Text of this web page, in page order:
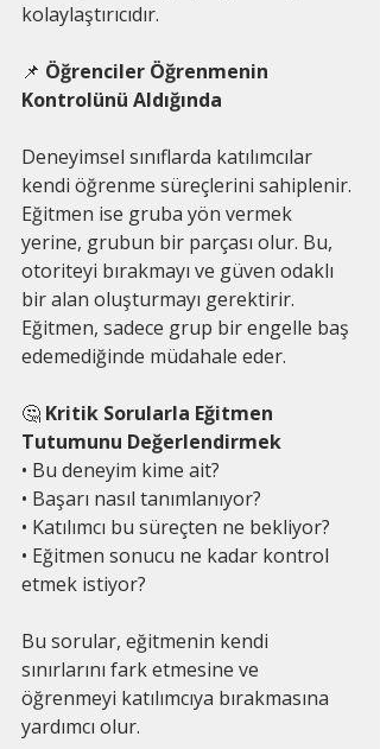
kolaylaştırıcıdır.
📌 Öğrenciler Öğrenmenin
Kontrolünü Aldığında
Deneyimsel sınıflarda katılımcılar
kendi öğrenme süreçlerini sahiplenir.
Eğitmen ise gruba yön vermek
yerine, grubun bir parçası olur. Bu,
otoriteyi bırakmayı ve güven odaklı
bir alan oluşturmayı gerektirir.
Eğitmen, sadece grup bir engelle baş
edemediğinde müdahale eder.
🤔 Kritik Sorularla Eğitmen
Tutumunu Değerlendirmek
• Bu deneyim kime ait?
• Başarı nasıl tanımlanıyor?
• Katılımcı bu süreçten ne bekliyor?
• Eğitmen sonucu ne kadar kontrol
etmek istiyor?
Bu sorular, eğitmenin kendi
sınırlarını fark etmesine ve
öğrenmeyi katılımcıya bırakmasına
yardımcı olur.